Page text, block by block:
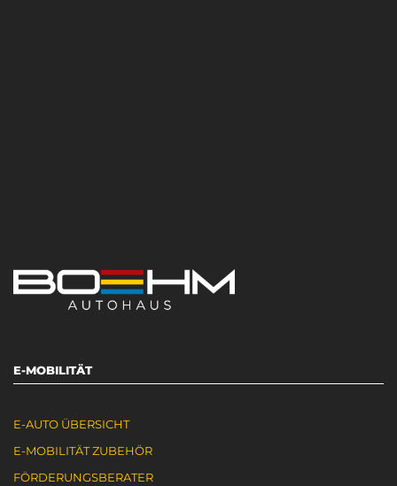
E-MOBILITÄT
E-AUTO ÜBERSICHT
E-MOBILITÄT ZUBEHÖR
FÖRDERUNGSBERATER